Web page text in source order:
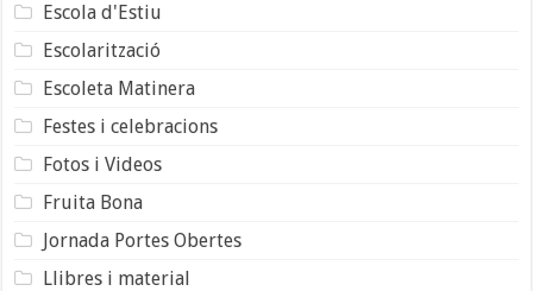
Escola d'Estiu
Escolarització
Escoleta Matinera
Festes i celebracions
Fotos i Videos
Fruita Bona
Jornada Portes Obertes
Llibres i material